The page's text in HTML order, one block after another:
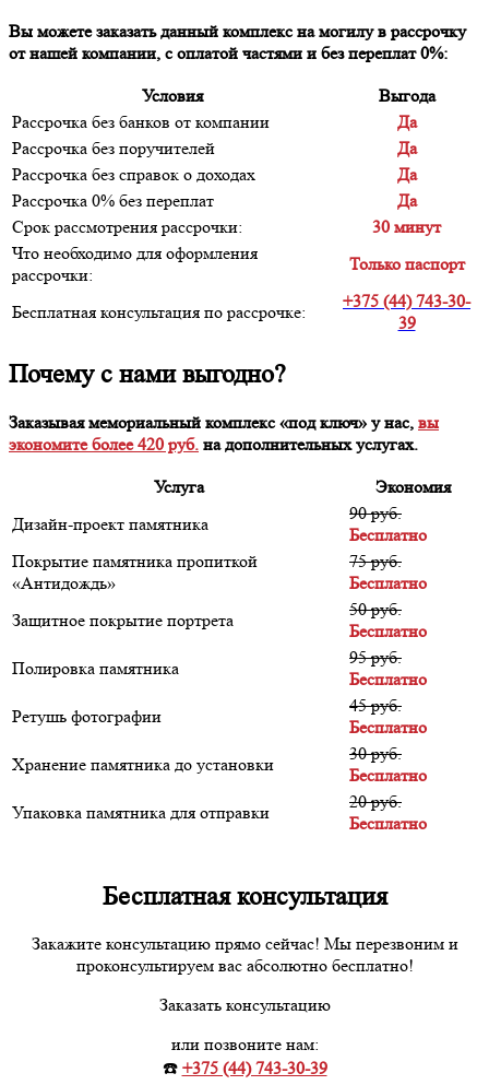
Вы можете заказать данный комплекс на могилу в рассрочку
от нашей компании, с оплатой частями и без переплат 0%:
Условия
Выгода
Рассрочка без банков от компании
Да
Рассрочка без поручителей
Да
Рассрочка без справок о доходах
Да
Рассрочка 0% без переплат
Да
Срок рассмотрения рассрочки:
30 минут
Что необходимо для оформления
рассрочки:
Только паспорт
Бесплатная консультация по рассрочке:
+375 (44) 743-30-
39
Почему с нами выгодно?
Заказывая мемориальный комплекс «под ключ» у нас, вы
экономите более 420 руб. на дополнительных услугах.
Услуга
Экономия
Дизайн-проект памятника
90 руб.
Бесплатно
Покрытие памятника пропиткой
«Антидождь»
75 руб.
Бесплатно
Защитное покрытие портрета
50 руб.
Бесплатно
Полировка памятника
95 руб.
Бесплатно
Ретушь фотографии
45 руб.
Бесплатно
Хранение памятника до установки
30 руб.
Бесплатно
Упаковка памятника для отправки
20 руб.
Бесплатно
Бесплатная консультация
Закажите консультацию прямо сейчас! Мы перезвоним и
проконсультируем вас абсолютно бесплатно!
Заказать консультацию
или позвоните нам:
☎️ +375 (44) 743-30-39